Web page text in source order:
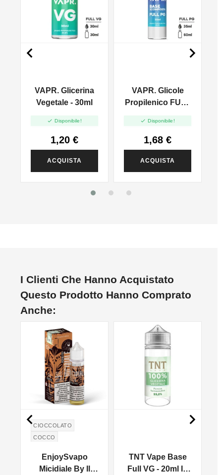
VAPR. Glicerina
Vegetale - 30ml
 Disponibile!
1,20 €
ACQUISTA
VAPR. Glicole
Propilenico FULL
 Disponibile!
1,68 €
ACQUISTA
 
I Clienti Che Hanno Acquistato
Questo Prodotto Hanno Comprato
Anche:
CIOCCOLATO
COCCO
EnjoySvapo
Micidiale By Il
NON DISPONIBILE
TNT Vape Base
Full VG - 20ml In
 